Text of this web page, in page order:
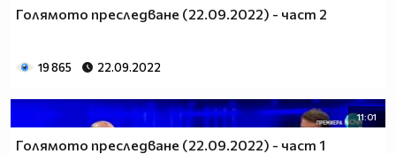
Голямото преследване (22.09.2022) - част 2
19 865 22.09.2022
11:01
Голямото преследване (22.09.2022) - част 1